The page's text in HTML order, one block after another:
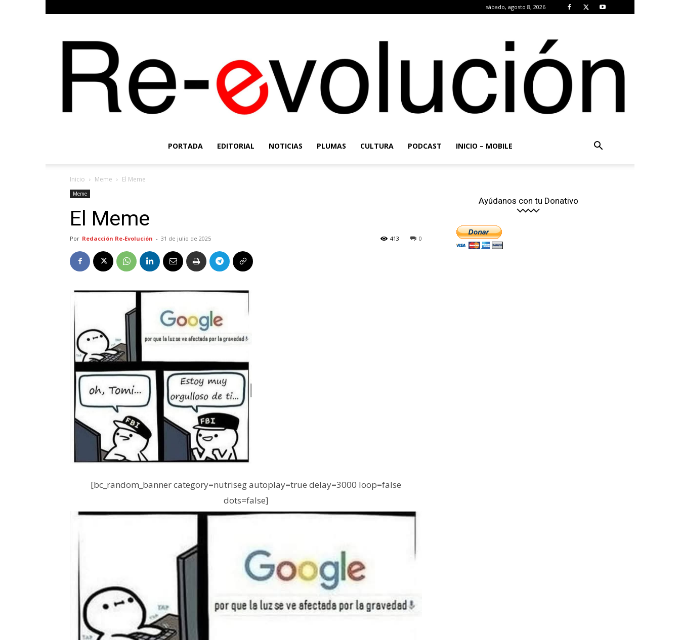
sábado, agosto 8, 2026
PORTADA EDITORIAL NOTICIAS PLUMAS CULTURA PODCAST INICIO – MOBILE
Inicio Meme El Meme
Meme
El Meme
Por Redacción Re-Evolución - 31 de julio de 2025 0
413
[bc_random_banner category=nutriseg autoplay=true delay=3000 loop=false
dots=false]
Ayúdanos con tu Donativo